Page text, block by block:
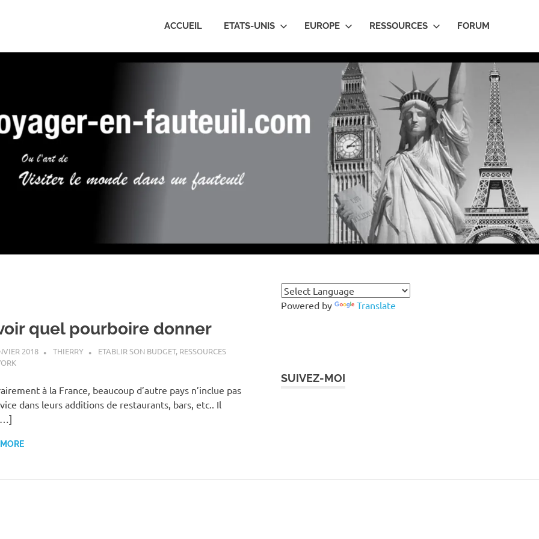
ACCUEIL ETATS-UNIS EUROPE RESSOURCES FORUM
quel pourboire donner
2018 THIERRY ETABLIR SON BUDGET, RESSOURCES
à la France, beaucoup d’autre pays n’inclue pas
dans leurs additions de restaurants, bars, etc.. Il
Powered by Translate
SUIVEZ-MOI